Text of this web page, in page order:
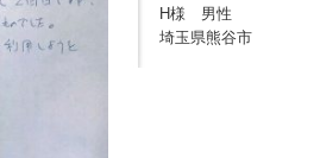
H様 男性
埼玉県熊谷市